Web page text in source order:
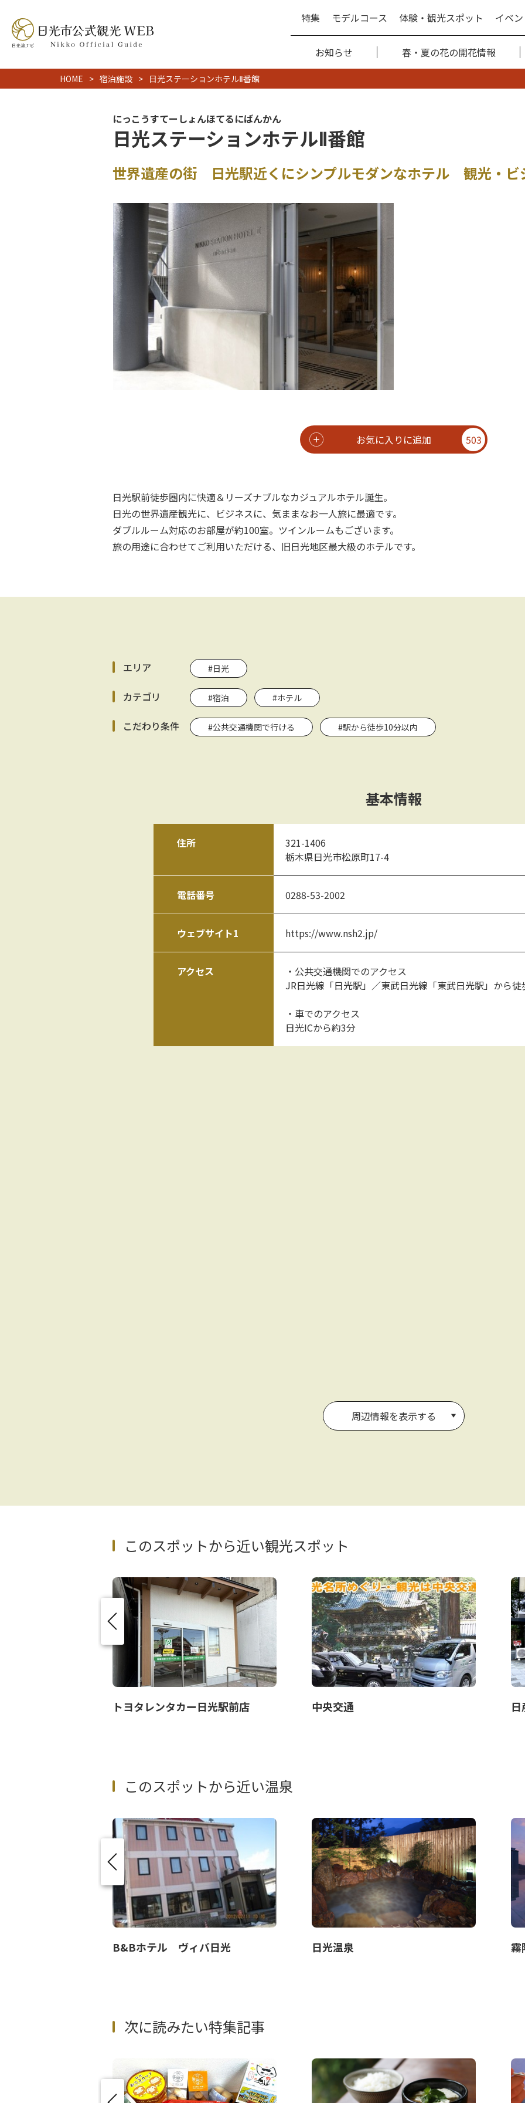
特集 モデルコース 体験・観光スポット イベ
お知らせ 春・夏の花の開花情報
HOME 宿泊施設 日光ステーションホテルⅡ番館
にっこうすてーしょんほてるにばんかん
日光ステーションホテルⅡ番館
世界遺産の街 日光駅近くにシンプルモダンなホテル 観光・ビ
お気に入りに追加 503
日光駅前徒歩圏内に快適＆リーズナブルなカジュアルホテル誕生。
日光の世界遺産観光に、ビジネスに、気ままなお一人旅に最適です。
ダブルルーム対応のお部屋が約100室。ツインルームもございます。
旅の用途に合わせてご利用いただける、旧日光地区最大級のホテルです。
エリア #日光
カテゴリ #宿泊 #ホテル
こだわり条件 #公共交通機関で行ける #駅から徒歩10分以内
基本情報
住所
321-1406
栃木県日光市松原町17-4
電話番号 0288-53-2002
ウェブサイト1 https://www.nsh2.jp/
アクセス
・公共交通機関でのアクセス
JR日光線「日光駅」／東武日光線「東武日光駅」から徒
・車でのアクセス
日光ICから約3分
周辺情報を表示する
このスポットから近い観光スポット
トヨタレンタカー日光駅前店 中央交通
このスポットから近い温泉
B&Bホテル ヴィバ日光 日光温泉 霧
次に読みたい特集記事